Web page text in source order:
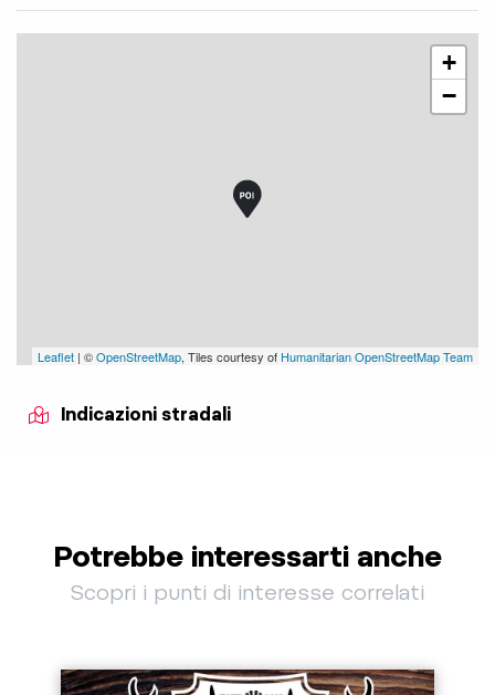
+
−
Leaflet | ©OpenStreetMap, Tiles courtesy of Humanitarian OpenStreetMap Team
Indicazioni stradali
Potrebbe interessarti anche
Scopri i punti di interesse correlati